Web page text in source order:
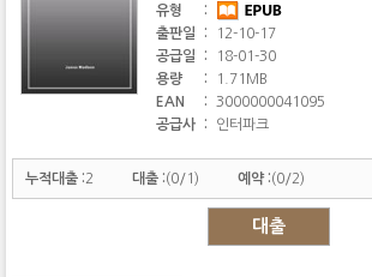
유형
:
출판일
:
12-10-17
공급일
:
18-01-30
용량
:
1.71MB
EAN
:
3000000041095
공급사
: 인터파크
누적대출 :2 대출 :(0/1) 예약 :(0/2)
대출